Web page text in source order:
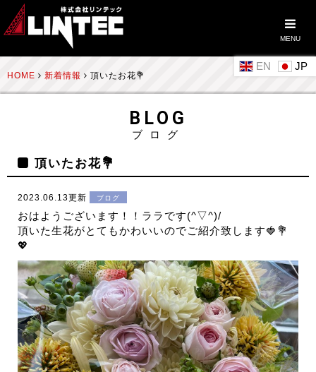
MENU
EN
HOME 新着情報 頂いたお花💐
BLOG
ブログ
頂いたお花💐
2023.06.13更新 ブログ
おはようございます！！ララです(^▽^)/
頂いた生花がとてもかわいいのでご紹介致します🍓💐
💖